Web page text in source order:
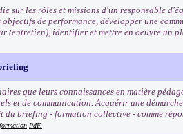
sur les rôles et missions d'un responsable
objectifs de performance, développer une
(entretien), identifier et mettre en oeuvre un
que leurs connaissances en matière
et de communication. Acquérir une
du briefing - formation collective - comme
PdF.